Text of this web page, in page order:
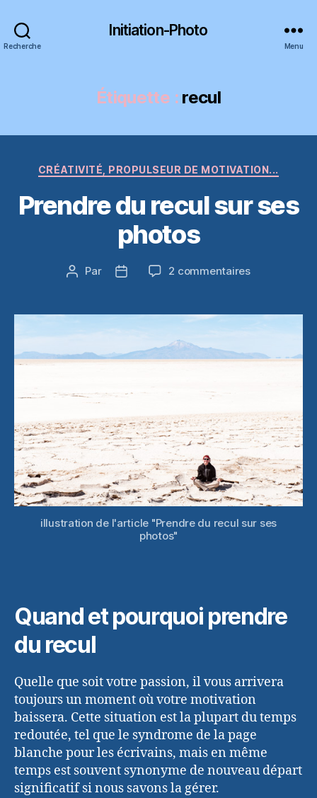
Recherche
Initiation-Photo
Menu
Étiquette : recul
Catégories
CRÉATIVITÉ, PROPULSEUR DE MOTIVATION...
Prendre du recul sur ses
photos
Auteur
Par
Date
2 commentairessur
recul
photos
illustration de l'article "Prendre du recul sur ses
photos"
Quand et pourquoi prendre
du recul
Quelle que soit votre passion, il vous arrivera
toujours un moment où votre motivation
baissera. Cette situation est la plupart du temps
redoutée, tel que le syndrome de la page
blanche pour les écrivains, mais en même
temps est souvent synonyme de nouveau départ
significatif si nous savons la gérer.